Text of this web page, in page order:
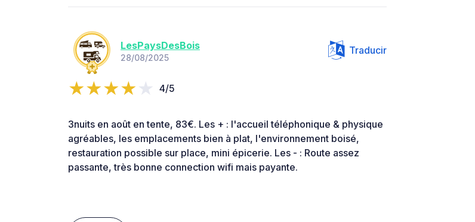
LesPaysDesBois
28/08/2025
Traducir
4/5
3nuits en août en tente, 83€. Les + : l'accueil téléphonique & physique
agréables, les emplacements bien à plat, l'environnement boisé,
restauration possible sur place, mini épicerie. Les - : Route assez
passante, très bonne connection wifi mais payante.